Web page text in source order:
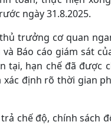
ngày 31.8.2025.
trưởng cơ quan
Báo cáo giám sát
tại, hạn chế đã được
định rõ thời gian
chế độ, chính sách